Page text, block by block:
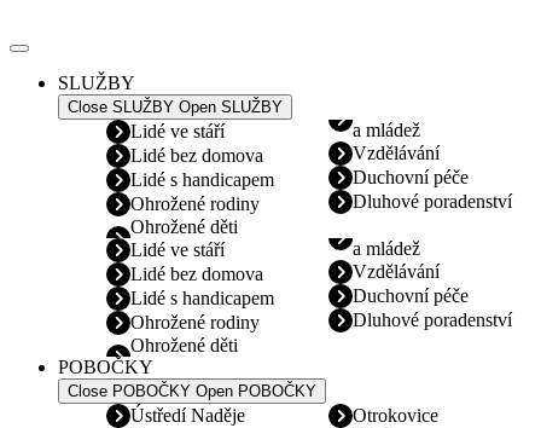
k
SLUŽBY
Close SLUŽBY Open SLUŽBY
Lidé ve stáří
Lidé bez domova
Lidé s handicapem
Ohrožené rodiny
Ohrožené děti
a mládež
Vzdělávání
Duchovní péče
Dluhové poradenství
Lidé ve stáří
Lidé bez domova
Lidé s handicapem
Ohrožené rodiny
Ohrožené děti
a mládež
Vzdělávání
Duchovní péče
Dluhové poradenství
POBOČKY
Close POBOČKY Open POBOČKY
Ústředí Naděje
Otrokovice